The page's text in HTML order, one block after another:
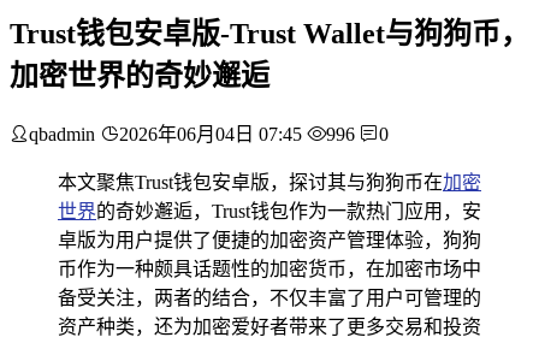
Trust钱包安卓版-Trust Wallet与狗狗币，
加密世界的奇妙邂逅
qbadmin 2026年06月04日 07:45 996 0
本文聚焦Trust钱包安卓版，探讨其与狗狗币在加密
世界的奇妙邂逅，Trust钱包作为一款热门应用，安
卓版为用户提供了便捷的加密资产管理体验，狗狗
币作为一种颇具话题性的加密货币，在加密市场中
备受关注，两者的结合，不仅丰富了用户可管理的
资产种类，还为加密爱好者带来了更多交易和投资